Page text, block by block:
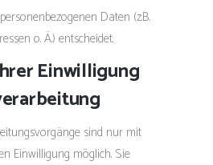
Daten (z.B.
o. Ä.) entscheidet.
Einwilligung
sind nur mit
Einwilligung möglich. Sie